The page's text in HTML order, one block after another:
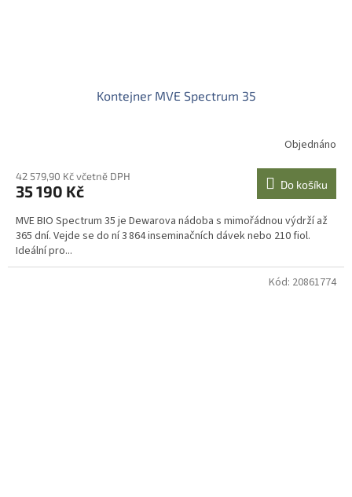
Kontejner MVE Spectrum 35
Objednáno
42 579,90 Kč včetně DPH
35 190 Kč Do košíku
MVE BIO Spectrum 35 je Dewarova nádoba s mimořádnou výdrží až
365 dní. Vejde se do ní 3 864 inseminačních dávek nebo 210 fiol.
Ideální pro...
Kód: 20861774